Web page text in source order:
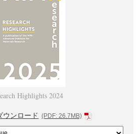
Highlights 2024
ウンロード (PDF: 26.7MB)